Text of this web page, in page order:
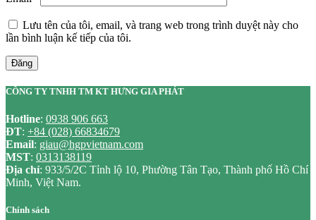
Lưu tên của tôi, email, và trang web trong trình duyệt này cho
lần bình luận kế tiếp của tôi.
Đăng
CÔNG TY TNHH TM KT HƯNG GIA PHÁT
Hotline: 0938 906 663
ĐT: +84 (028) 66834679
Email: giau@hgpvietnam.com
MST: 0313138119
Địa chỉ: 933/5/2C Tỉnh lộ 10, Phường Tân Tạo, Thành phố Hồ Chí
Minh, Việt Nam.
Chính sách